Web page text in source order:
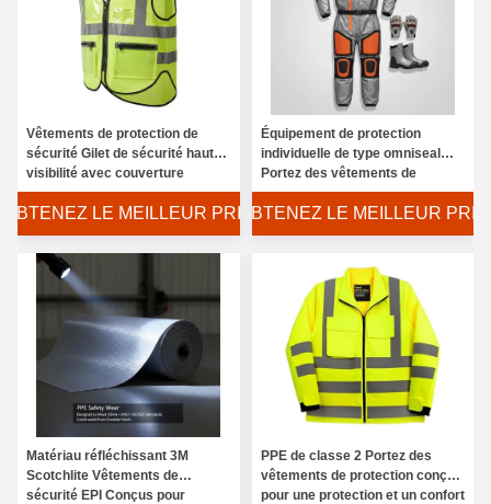
Vêtements de protection de
sécurité Gilet de sécurité haute
visibilité avec couverture
arrière, idéal pour les
travailleurs d'entrepôt, le
contrôle de la circulation et les
travaux en extérieur
OBTENEZ LE MEILLEUR PRIX
Équipement de protection
individuelle de type omniseal
Portez des vêtements de
protection de sécurité adaptés
aux environnements dangereux
nécessitant une protection
OBTENEZ LE MEILLEUR PRIX
Matériau réfléchissant 3M
Scotchlite Vêtements de
sécurité EPI Conçus pour
PPE de classe 2 Portez des
vêtements de protection conçus
pour une protection et un confort